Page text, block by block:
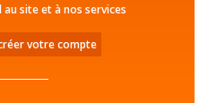
site et à nos services
votre compte